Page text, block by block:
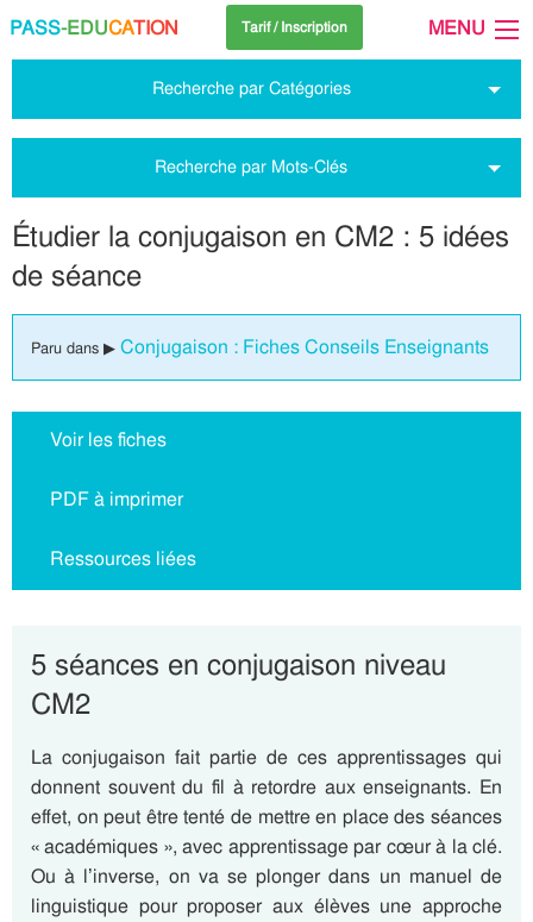
PASS-EDUCATION Tarif / Inscription MENU
Recherche par Catégories
Recherche par Mots-Clés
Étudier la conjugaison en CM2 : 5 idées
de séance
Paru dans ▶ Conjugaison : Fiches Conseils Enseignants
Voir les fiches
PDF à imprimer
Ressources liées
5 séances en conjugaison niveau
CM2
La conjugaison fait partie de ces apprentissages qui
donnent souvent du fil à retordre aux enseignants. En
effet, on peut être tenté de mettre en place des séances
« académiques », avec apprentissage par cœur à la clé.
Ou à l’inverse, on va se plonger dans un manuel de
linguistique pour proposer aux élèves une approche